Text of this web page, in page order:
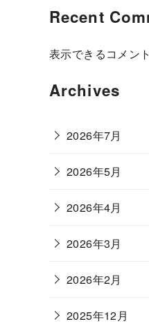
Recent
表示できるコメン
Archives
2026年7月
2026年5月
2026年4月
2026年3月
2026年2月
2025年12月